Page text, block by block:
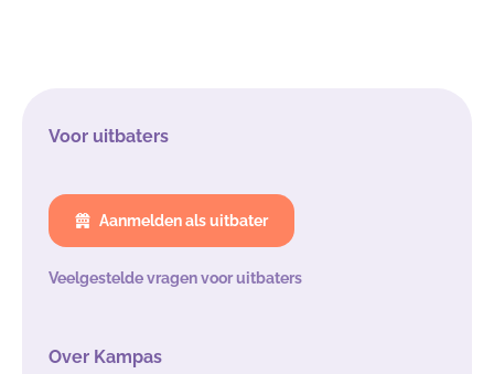
Voor uitbaters
Aanmelden als uitbater
Veelgestelde vragen voor uitbaters
Over Kampas